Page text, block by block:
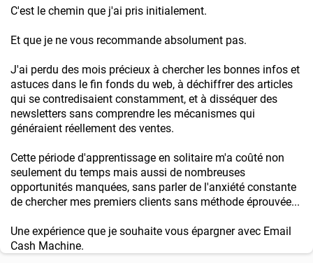
C'est le chemin que j'ai pris initialement.
Et que je ne vous recommande absolument pas.
J'ai perdu des mois précieux à chercher les bonnes infos et
astuces dans le fin fonds du web, à déchiffrer des articles
qui se contredisaient constamment, et à disséquer des
newsletters sans comprendre les mécanismes qui
généraient réellement des ventes.
Cette période d'apprentissage en solitaire m'a coûté non
seulement du temps mais aussi de nombreuses
opportunités manquées, sans parler de l'anxiété constante
de chercher mes premiers clients sans méthode éprouvée...
Une expérience que je souhaite vous épargner avec Email
Cash Machine.